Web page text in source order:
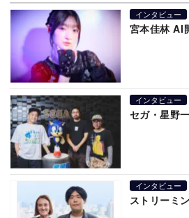
インタビュー
宮本佳林 AI
インタビュー
セガ・星野
インタビュー
ストリーミ